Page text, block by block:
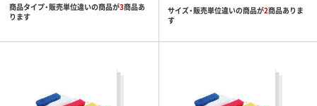
商品タイプ・販売単位違いの商品が3商品あ
ります
サイズ・販売単位違いの商品が2商品ありま
す